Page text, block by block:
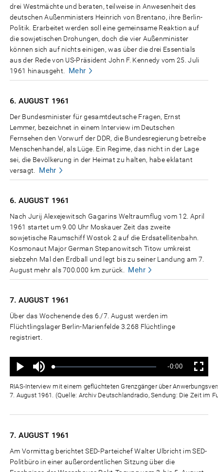
drei Westmächte und beraten, teilweise in Anwesenheit des
deutschen Außenministers Heinrich von Brentano, ihre Berlin-
Politik. Erarbeitet werden soll eine gemeinsame Reaktion auf
die sowjetischen Drohungen, doch die vier Außenminister
können sich auf nichts einigen, was über die drei Essentials
aus der Rede von US-Präsident John F. Kennedy vom 25. Juli
1961 hinausgeht.
Mehr
6. AUGUST 1961
Der Bundesminister für gesamtdeutsche Fragen, Ernst
Lemmer, bezeichnet in einem Interview im Deutschen
Fernsehen den Vorwurf der DDR, die Bundesregierung betreibe
Menschenhandel, als Lüge. Ein Regime, das nicht in der Lage
sei, die Bevölkerung in der Heimat zu halten, habe eklatant
versagt.
Mehr
6. AUGUST 1961
Nach Jurij Alexejewitsch Gagarins Weltraumflug vom 12. April
1961 startet um 9.00 Uhr Moskauer Zeit das zweite
sowjetische Raumschiff Wostok 2 auf die Erdsatellitenbahn.
Kosmonaut Major German Stepanowitsch Titow umkreist
siebzehn Mal den Erdball und legt bis zu seiner Landung am 7.
August mehr als 700.000 km zurück.
Mehr
7. AUGUST 1961
Über das Wochenende des 6./7. August werden im
Flüchtlingslager Berlin-Marienfelde 3.268 Flüchtlinge
registriert.
Wiedergabe
Ton
aus
Geladen:
Status:
Verbleibende
Zeit
-0:00 Vollbild
RIAS-Interview mit einem geflüchteten Grenzgänger über
7. August 1961. (Quelle: Archiv Deutschlandradio, Sendung: Die Zeit im
7. AUGUST 1961
Am Vormittag berichtet SED-Parteichef Walter Ulbricht im SED-
Politbüro in einer außerordentlichen Sitzung über die